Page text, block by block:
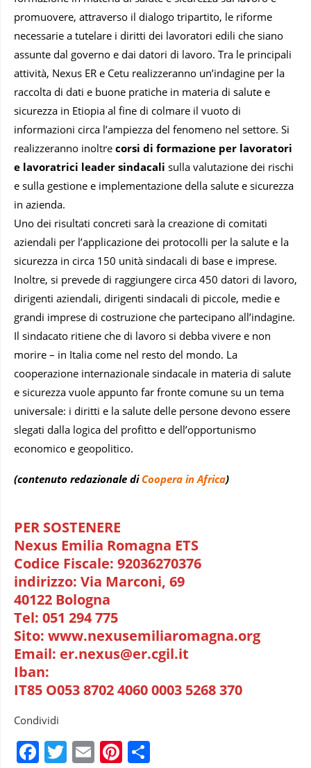
promuovere, attraverso il dialogo tripartito, le riforme
necessarie a tutelare i diritti dei lavoratori edili che siano
assunte dal governo e dai datori di lavoro. Tra le principali
attività, Nexus ER e Cetu realizzeranno un’indagine per la
raccolta di dati e buone pratiche in materia di salute e
sicurezza in Etiopia al fine di colmare il vuoto di
informazioni circa l’ampiezza del fenomeno nel settore. Si
realizzeranno inoltre corsi di formazione per lavoratori
e lavoratrici leader sindacali sulla valutazione dei rischi
e sulla gestione e implementazione della salute e sicurezza
in azienda.
Uno dei risultati concreti sarà la creazione di comitati
aziendali per l’applicazione dei protocolli per la salute e la
sicurezza in circa 150 unità sindacali di base e imprese.
Inoltre, si prevede di raggiungere circa 450 datori di lavoro,
dirigenti aziendali, dirigenti sindacali di piccole, medie e
grandi imprese di costruzione che partecipano all’indagine.
Il sindacato ritiene che di lavoro si debba vivere e non
morire – in Italia come nel resto del mondo. La
cooperazione internazionale sindacale in materia di salute
e sicurezza vuole appunto far fronte comune su un tema
universale: i diritti e la salute delle persone devono essere
slegati dalla logica del profitto e dell’opportunismo
economico e geopolitico.
(contenuto redazionale diCoopera in Africa)
PER SOSTENERE
Nexus Emilia Romagna ETS
Codice Fiscale: 92036270376
indirizzo: Via Marconi, 69
40122 Bologna
Tel: 051 294 775
Sito: www.nexusemiliaromagna.org
Email: er.nexus@er.cgil.it
Iban:
IT85 O053 8702 4060 0003 5268 370
Condividi
Facebook
Twitter
EmailPinterest